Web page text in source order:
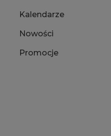
Kalendarze
Nowości
Promocje